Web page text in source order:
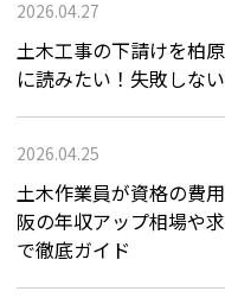
2026.04.27
土木工事の下請けを柏
に読みたい！失敗しな
2026.04.25
土木作業員が資格の費
阪の年収アップ相場や
で徹底ガイド